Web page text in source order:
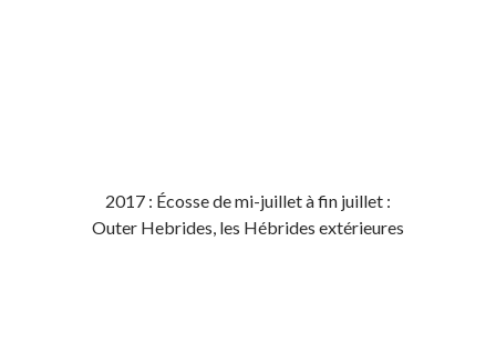
2017 : Écosse de mi-juillet à fin juillet :
Outer Hebrides, les Hébrides extérieures